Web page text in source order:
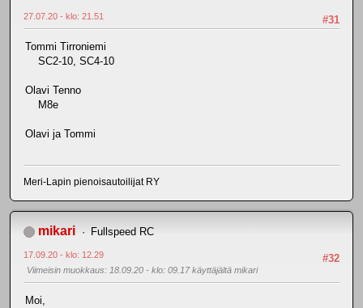
#31
27.07.20 - klo: 21.51
Tommi Tirroniemi
SC2-10, SC4-10
Olavi Tenno
M8e
Olavi ja Tommi
Meri-Lapin pienoisautoilijat RY
mikari Fullspeed RC
#32
17.09.20 - klo: 12.29
Viimeisin muokkaus: 18.09.20 - klo: 09.17 käyttäjältä mikari
Moi,